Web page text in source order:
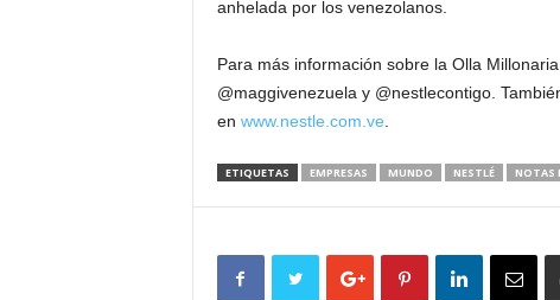
anhelada por los venezolanos.
Para más información sobre la Olla
@maggivenezuela y @nestlecontigo.
en www.nestle.com.ve
ETIQUETAS EMPRESAS MUNDO NESTLÉ NOTAS